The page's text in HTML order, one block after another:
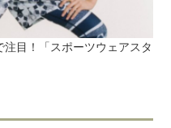
目！「スポーツウェアスタ